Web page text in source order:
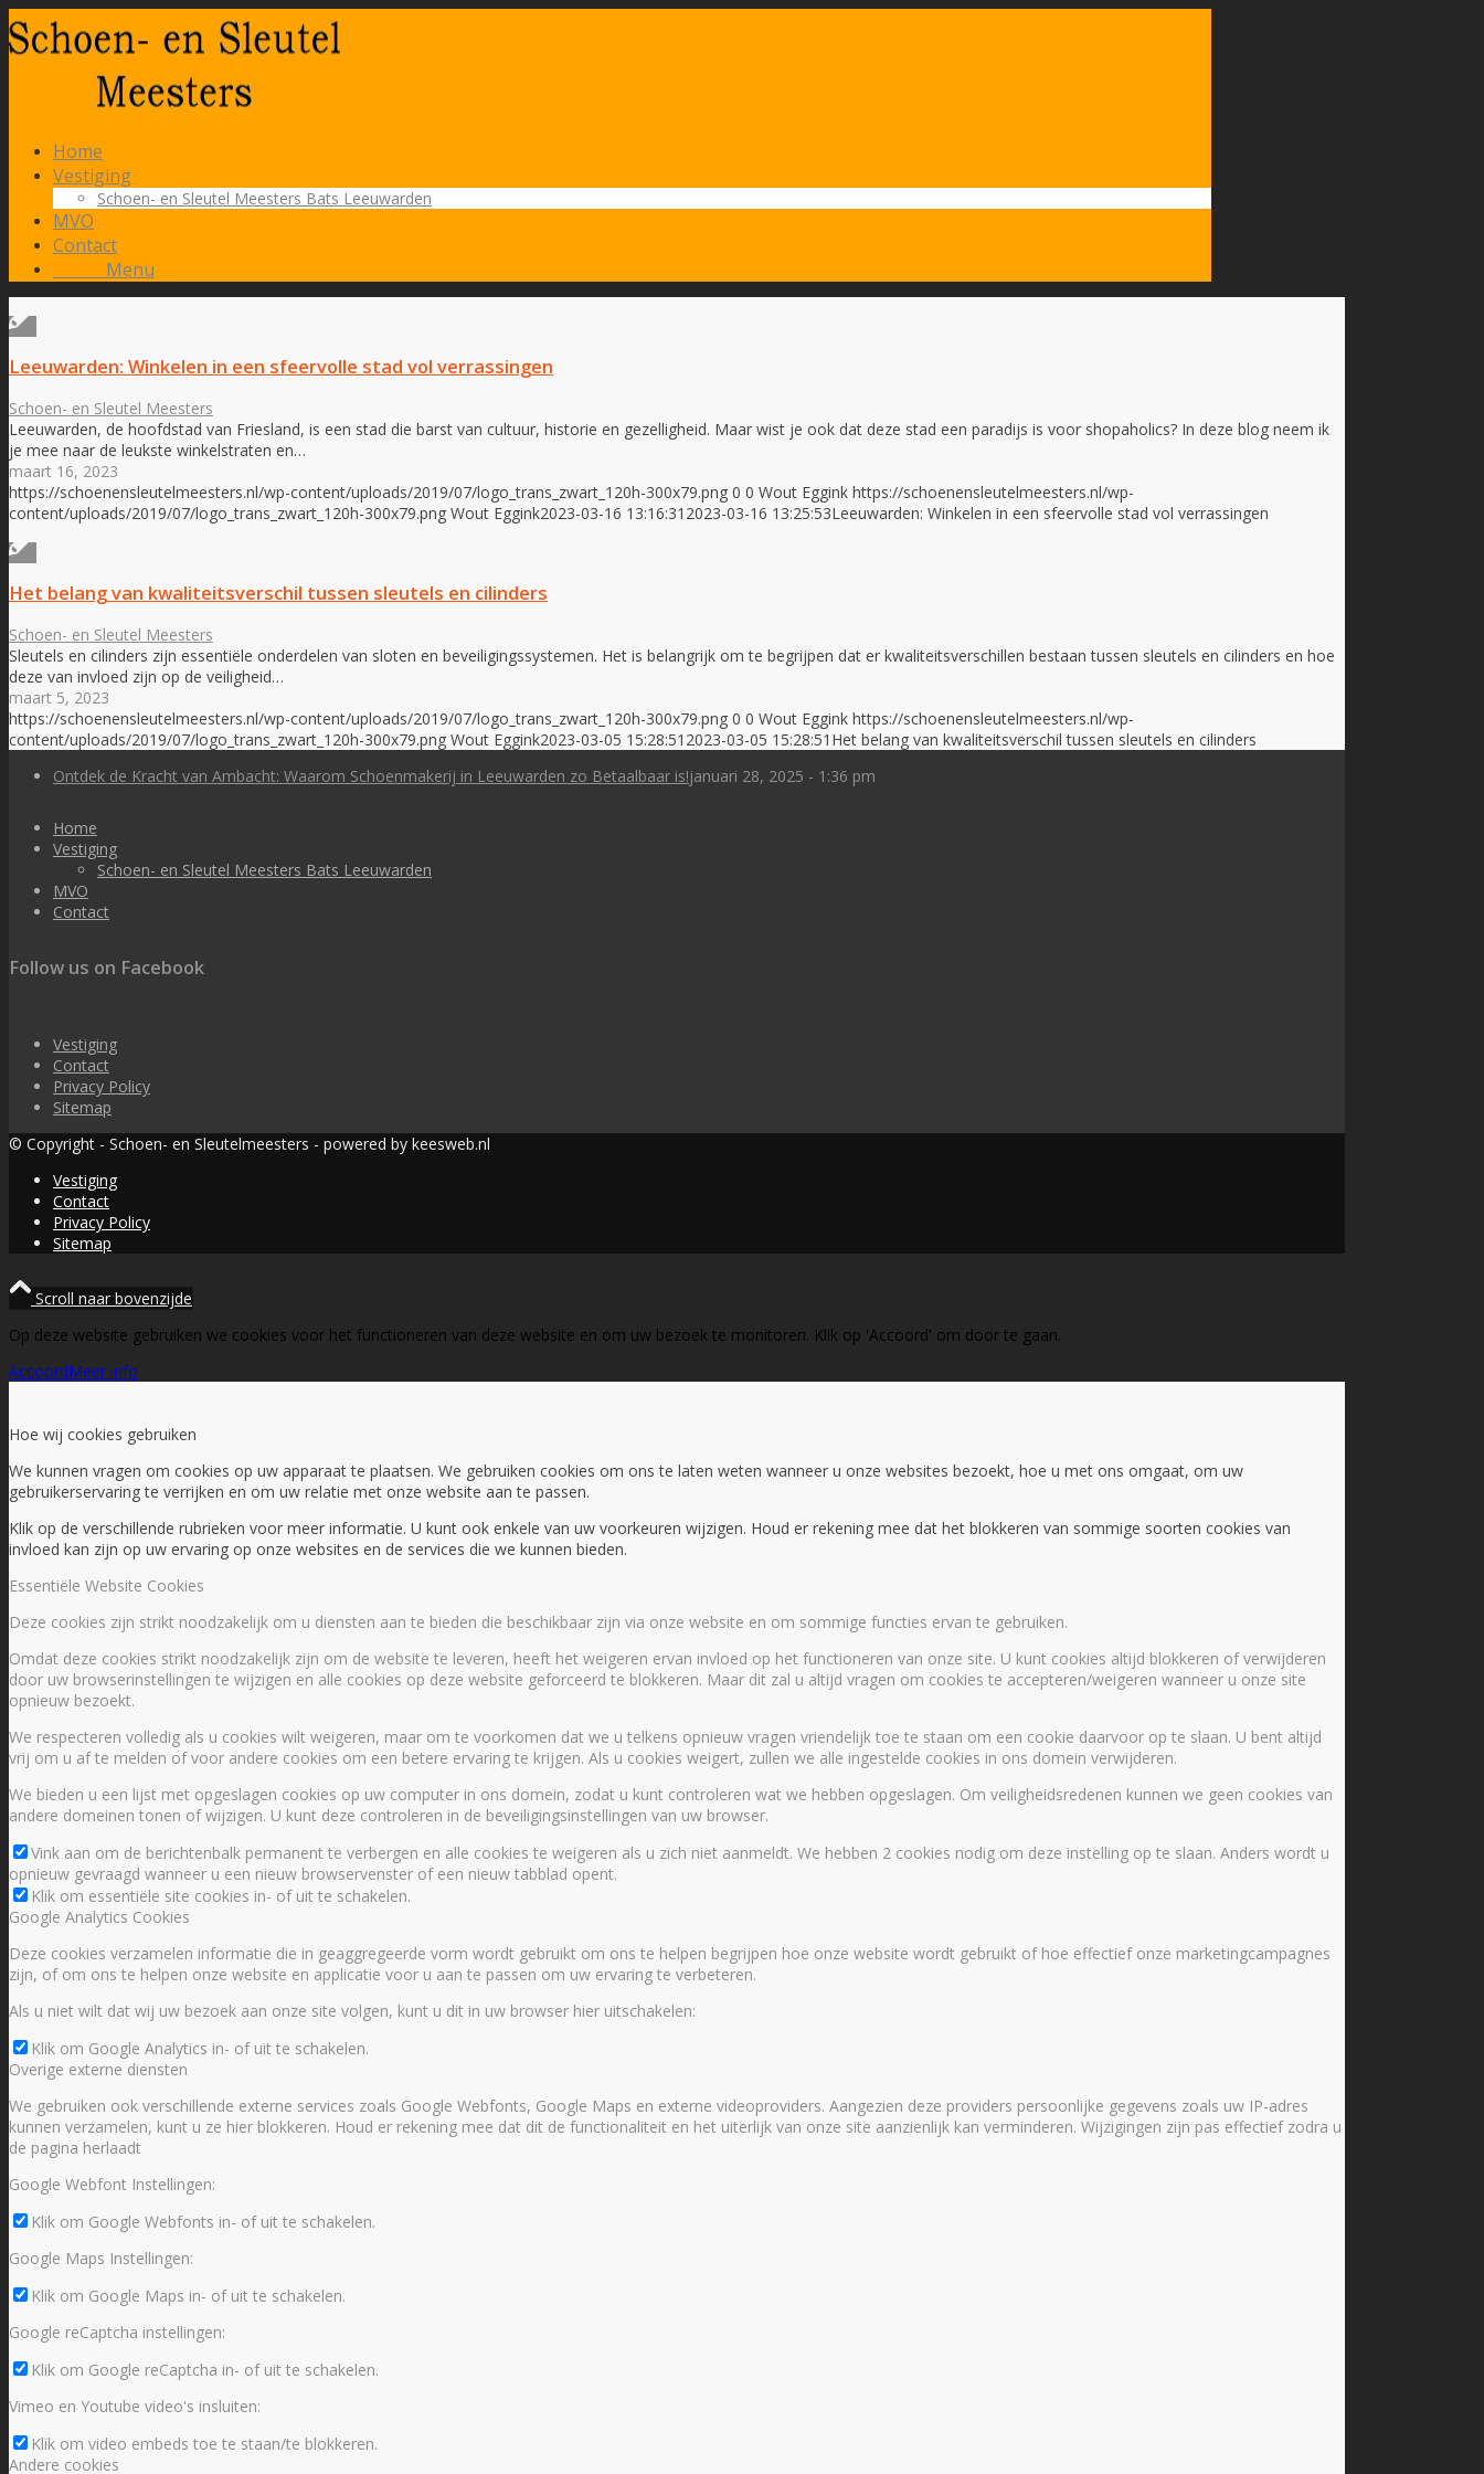
Home
Vestiging
Schoen- en Sleutel Meesters Bats Leeuwarden
MVO
Contact
Menu
Leeuwarden: Winkelen in een sfeervolle stad vol verrassingen
Schoen- en Sleutel Meesters
Leeuwarden, de hoofdstad van Friesland, is een stad die barst van cultuur, historie en gezelligheid. Maar wist je ook dat deze stad een paradijs is voor shopaholics? In deze blog neem ik
je mee naar de leukste winkelstraten en…
maart 16, 2023
https://schoenensleutelmeesters.nl/wp-content/uploads/2019/07/logo_trans_zwart_120h-300x79.png 0 0 Wout Eggink https://schoenensleutelmeesters.nl/wp-
content/uploads/2019/07/logo_trans_zwart_120h-300x79.png Wout Eggink2023-03-16 13:16:31 2023-03-16 13:25:53Leeuwarden: Winkelen in een sfeervolle stad vol verrassingen
Het belang van kwaliteitsverschil tussen sleutels en cilinders
Schoen- en Sleutel Meesters
Sleutels en cilinders zijn essentiële onderdelen van sloten en beveiligingssystemen. Het is belangrijk om te begrijpen dat er kwaliteitsverschillen bestaan tussen sleutels en cilinders en hoe
deze van invloed zijn op de veiligheid…
maart 5, 2023
https://schoenensleutelmeesters.nl/wp-content/uploads/2019/07/logo_trans_zwart_120h-300x79.png 0 0 Wout Eggink https://schoenensleutelmeesters.nl/wp-
content/uploads/2019/07/logo_trans_zwart_120h-300x79.png Wout Eggink2023-03-05 15:28:51 2023-03-05 15:28:51 Het belang van kwaliteitsverschil tussen sleutels en cilinders
Ontdek de Kracht van Ambacht: Waarom Schoenmakerij in Leeuwarden zo Betaalbaar is!januari 28, 2025 - 1:36 pm
Home
Vestiging
Schoen- en Sleutel Meesters Bats Leeuwarden
MVO
Contact
Follow us on Facebook
Vestiging
Contact
Privacy Policy
Sitemap
© Copyright - Schoen- en Sleutelmeesters - powered by keesweb.nl
Vestiging
Contact
Privacy Policy
Sitemap
Scroll naar bovenzijde
Op deze website gebruiken we cookies voor het functioneren van deze website en om uw bezoek te monitoren. Klik op 'Accoord' om door te gaan.
AccoordMeer info
Hoe wij cookies gebruiken
We kunnen vragen om cookies op uw apparaat te plaatsen. We gebruiken cookies om ons te laten weten wanneer u onze websites bezoekt, hoe u met ons omgaat, om uw
gebruikerservaring te verrijken en om uw relatie met onze website aan te passen.
Klik op de verschillende rubrieken voor meer informatie. U kunt ook enkele van uw voorkeuren wijzigen. Houd er rekening mee dat het blokkeren van sommige soorten cookies van
invloed kan zijn op uw ervaring op onze websites en de services die we kunnen bieden.
Essentiële Website Cookies
Deze cookies zijn strikt noodzakelijk om u diensten aan te bieden die beschikbaar zijn via onze website en om sommige functies ervan te gebruiken.
Omdat deze cookies strikt noodzakelijk zijn om de website te leveren, heeft het weigeren ervan invloed op het functioneren van onze site. U kunt cookies altijd blokkeren of verwijderen
door uw browserinstellingen te wijzigen en alle cookies op deze website geforceerd te blokkeren. Maar dit zal u altijd vragen om cookies te accepteren/weigeren wanneer u onze site
opnieuw bezoekt.
We respecteren volledig als u cookies wilt weigeren, maar om te voorkomen dat we u telkens opnieuw vragen vriendelijk toe te staan om een cookie daarvoor op te slaan. U bent altijd
vrij om u af te melden of voor andere cookies om een betere ervaring te krijgen. Als u cookies weigert, zullen we alle ingestelde cookies in ons domein verwijderen.
We bieden u een lijst met opgeslagen cookies op uw computer in ons domein, zodat u kunt controleren wat we hebben opgeslagen. Om veiligheidsredenen kunnen we geen cookies van
andere domeinen tonen of wijzigen. U kunt deze controleren in de beveiligingsinstellingen van uw browser.
Vink aan om de berichtenbalk permanent te verbergen en alle cookies te weigeren als u zich niet aanmeldt. We hebben 2 cookies nodig om deze instelling op te slaan. Anders wordt u
opnieuw gevraagd wanneer u een nieuw browservenster of een nieuw tabblad opent.
Klik om essentiële site cookies in- of uit te schakelen.
Google Analytics Cookies
Deze cookies verzamelen informatie die in geaggregeerde vorm wordt gebruikt om ons te helpen begrijpen hoe onze website wordt gebruikt of hoe effectief onze marketingcampagnes
zijn, of om ons te helpen onze website en applicatie voor u aan te passen om uw ervaring te verbeteren.
Als u niet wilt dat wij uw bezoek aan onze site volgen, kunt u dit in uw browser hier uitschakelen:
Klik om Google Analytics in- of uit te schakelen.
Overige externe diensten
We gebruiken ook verschillende externe services zoals Google Webfonts, Google Maps en externe videoproviders. Aangezien deze providers persoonlijke gegevens zoals uw IP-adres
kunnen verzamelen, kunt u ze hier blokkeren. Houd er rekening mee dat dit de functionaliteit en het uiterlijk van onze site aanzienlijk kan verminderen. Wijzigingen zijn pas effectief zodra u
de pagina herlaadt
Google Webfont Instellingen:
Klik om Google Webfonts in- of uit te schakelen.
Google Maps Instellingen:
Klik om Google Maps in- of uit te schakelen.
Google reCaptcha instellingen:
Klik om Google reCaptcha in- of uit te schakelen.
Vimeo en Youtube video's insluiten:
Klik om video embeds toe te staan/te blokkeren.
Andere cookies